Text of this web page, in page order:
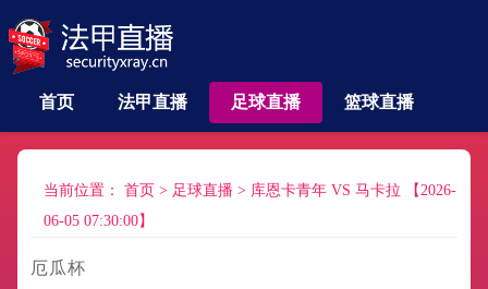
首页 法甲直播 足球直播 篮球直播
当前位置： 首页 > 足球直播 > 库恩卡青年 VS 马卡拉 【2026-
06-05 07:30:00】
厄瓜杯